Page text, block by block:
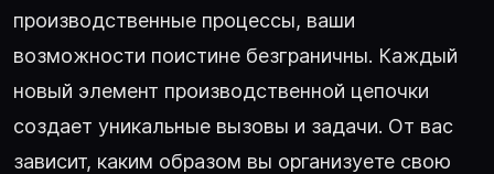
производственные процессы, ваши
возможности поистине безграничны. Каждый
новый элемент производственной цепочки
создает уникальные вызовы и задачи. От вас
зависит, каким образом вы организуете свою